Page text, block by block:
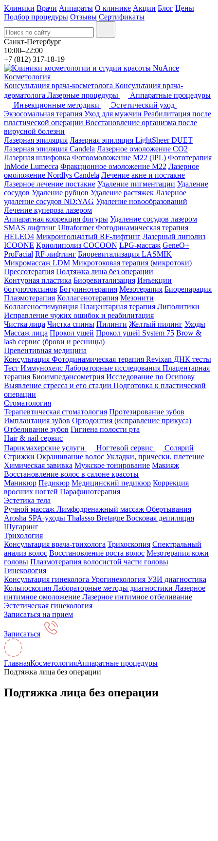
Клиники Врачи Аппараты О клинике Акции Блог Цены
Подбор процедуры Отзывы Сертификаты
Санкт-Петербург
10:00–22:00
+7 (812) 317-18-19
Косметология
Консультация врача-косметолога Консультация врача-
дерматолога Лазерные процедуры
Аппаратные процедуры
Инъекционные методики
Эстетический уход
Экзосомальная терапия Уход для мужчин Реабилитация после
пластической операции Восстановление организма после
вирусной болезни
Лазерная эпиляция Лазерная эпиляция LightSheer DUET
Лазерная эпиляция Candela Лазерное омоложение СО2
Лазерная шлифовка Фотоомоложение M22 (IPL) Фототерапия
InMode Lumecca Фракционное омоложение M22 Лазерное
омоложение Nordlys Candela Лечение акне и постакне
Лазерное лечение постакне Удаление пигментации Удаление
сосудов Удаление рубцов Удаление растяжек Лазерное
удаление сосудов ND:YAG Удаление новообразований
Лечение купероза лазером
Аппаратная коррекция фигуры Удаление сосудов лазером
SMAS лифтинг Ultraformer Фотодинамическая терапия
HELEO4 Микроигольчатый RF-лифтинг Лазерный липолиз
ICOONE Криолиполиз COCOON LPG-массаж GeneO+
ProFacial RF-лифтинг Биоревитализация LASMIK
Микромассаж LDM Микротоковая терапия (микротоки)
Прессотерапия Подтяжка лица без операции
Контурная пластика Биоревитализация Инъекции
ботулотоксинов Ботулинотерапия Мезотерапия Биорепарация
Плазмотерапия Коллагенотерапия Мезонити
Коллагеностимуляция Плацентарная терапия Липолитики
Исправление чужих ошибок и реабилитация
Чистка лица Чистка спины Пилинги Желтый пилинг Уходы
Массаж лица Прокол ушей Прокол ушей System 75 Brow &
lash сервис (брови и ресницы)
Превентивная медицина
Консультация Фотодинамическая терапия Revixan ДНК тесты
Тест Иммунохелс Лабораторные исследования Плацентарная
терапия Биоимпедансометрия Исследование по Осипову
Выявление стресса и его стадии Подготовка к пластической
операции
Стоматология
Терапевтическая стоматология Протезирование зубов
Имплантация зубов Ортодонтия (исправление прикуса)
Отбеливание зубов Гигиена полости рта
Hair & nail сервис
Парикмахерские услуги
Ногтевой сервис
Солярий
Стрижки Окрашивание волос Укладки, прически, плетение
Химическая завивка Мужское тонирование Макияж
Восстановление волос в салоне красоты
Маникюр Педикюр Медицинский педикюр Коррекция
вросших ногтей Парафинотерапия
Эстетика тела
Ручной массаж Лимфодренажный массаж Обертывания
Arosha SPA-уходы Thalasso Bretagne Восковая депиляция
Шугаринг
Трихология
Консультация врача-трихолога Трихоскопия Спектральный
анализ волос Восстановление роста волос Мезотерапия кожи
головы Плазмотерапия волосистой части головы
Гинекология
Консультация гинеколога Урогинекология УЗИ диагностика
Кольпоскопия Лабораторные методы диагностики Лазерное
интимное омоложение Лазерное интимное отбеливание
Эстетическая гинекология
Записаться на прием
Записаться
ГлавнаяКосметологияАппаратные процедуры
Подтяжка лица без операции
Подтяжка лица без операции